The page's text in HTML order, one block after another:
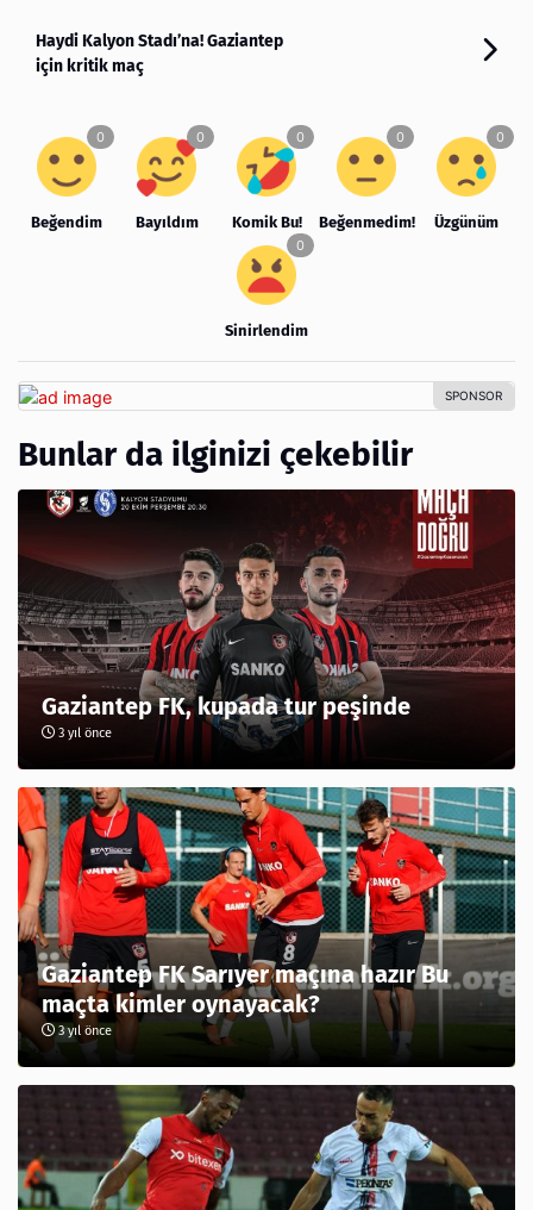
Haydi Kalyon Stadı’na! Gaziantep
için kritik maç
Beğendim Bayıldım Komik Bu! Beğenmedim! Üzgünüm
Sinirlendim
Bunlar da ilginizi çekebilir
Gaziantep FK, kupada tur peşinde
3 yıl önce
Gaziantep FK Sarıyer maçına hazır Bu
maçta kimler oynayacak?
3 yıl önce